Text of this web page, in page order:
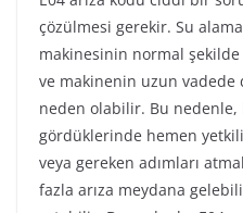
çözülmesi gerekir. Su
makinesinin normal şekilde
ve makinenin uzun vadede
neden olabilir. Bu nedenle,
gördüklerinde hemen
veya gereken adımları
fazla arıza meydana